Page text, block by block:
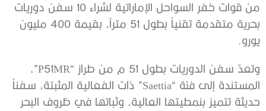
من قوات خفر السواحل الإماراتية لشراء 10 سفن دوريات
بحرية متقدمة تقنياً بطول 51 متراً، بقيمة 400 مليون
يورو.
وتعدّ سفن الدوريات بطول 51 م من طراز “P51MR”،
المستندة إلى فئة “Saettia” ذات الفعالية المثبتة، سفناً
حديثة تتميز بنمطيتها العالية، وثباتها في ظروف البحر